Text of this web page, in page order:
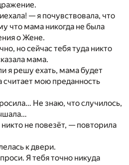
— я почувствовала, что
что мама никогда не была
о Жене.
но сейчас тебя туда никто
мама.
я решу ехать, мама будет
считает мою преданность
Не знаю, что случилось,
не повезёт, — повторила
к двери.
Я тебя точно никуда